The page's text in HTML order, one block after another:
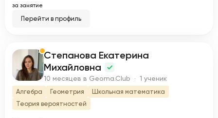
за занятие
Перейти в профиль
С Степанова Екатерина
Михайловна
10 месяцев в Geoma.Club · 1 ученик
Алгебра Геометрия
Школьная математика
Теория вероятностей